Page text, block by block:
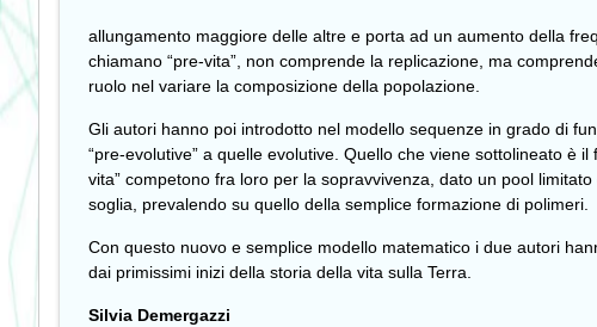
allungamento maggiore delle altre e porta ad un aumento della
chiamano “pre-vita”, non comprende la replicazione, ma
ruolo nel variare la composizione della popolazione.
Gli autori hanno poi introdotto nel modello sequenze in grado di
“pre-evolutive” a quelle evolutive. Quello che viene sottolineato è
vita” competono fra loro per la sopravvivenza, dato un pool
soglia, prevalendo su quello della semplice formazione di polimeri.
Con questo nuovo e semplice modello matematico i due autori
dai primissimi inizi della storia della vita sulla Terra.
Silvia Demergazzi